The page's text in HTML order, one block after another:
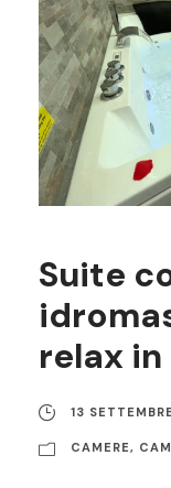
Suite
relax in
13
CAMERE,